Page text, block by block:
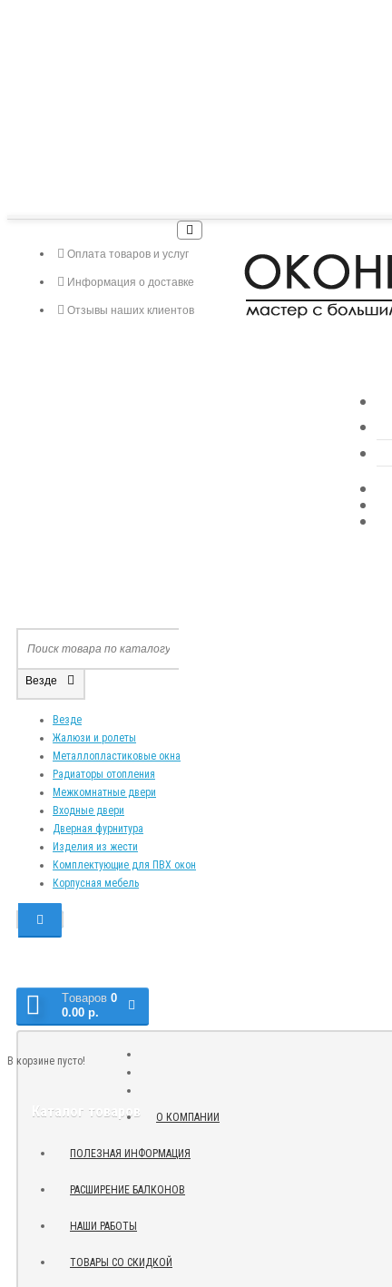
Оплата товаров и услуг
Информация о доставке
Отзывы наших клиентов
Везде
Везде
Жалюзи и ролеты
Металлопластиковые окна
Радиаторы отопления
Межкомнатные двери
Входные двери
Дверная фурнитура
Изделия из жести
Комплектующие для ПВХ окон
Корпусная мебель
Tоваров 0
0.00 р.
В корзине пусто!
Каталог товаров О КОМПАНИИ
ПОЛЕЗНАЯ ИНФОРМАЦИЯ
РАСШИРЕНИЕ БАЛКОНОВ
НАШИ РАБОТЫ
ТОВАРЫ СО СКИДКОЙ